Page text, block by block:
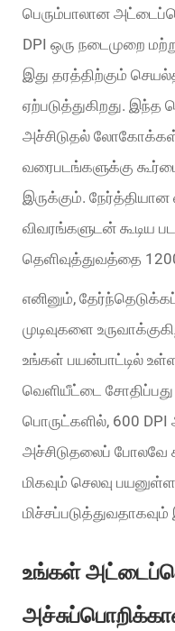
பெரும்பாலான
DPI ஒரு நடைமுறை
இது தரத்திற்கும்
ஏற்படுத்துகிறது. இந்த
அச்சிடுதல்
வரைபடங்களுக்கு
இருக்கும். நேர்த்தியான
விவரங்களுடன் கூடிய
தெளிவுத்துவத்தை
எனினும்,
முடிவுகளை
உங்கள் பயன்பாட்டில்
வெளியீட்டை
பொருட்களில், 600 DPI
அச்சிடுதலைப் போலவே
மிகவும் செலவு
மிச்சப்படுத்துவதாகவும்
உங்கள்